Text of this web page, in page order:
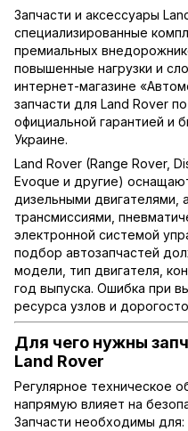
Запчасти и аксессуары
специализированные
премиальных
повышенные нагрузки и
интернет-магазине
запчасти для Land Rover
официальной гарантией и
Украине.
Land Rover (Range Rover,
Evoque и другие)
дизельными двигателями,
трансмиссиями,
электронной системой
подбор автозапчастей
модели, тип двигателя,
год выпуска. Ошибка при
ресурса узлов и
Для чего нужны
Land Rover
Регулярное техническое
напрямую влияет на
Запчасти необходимы для: